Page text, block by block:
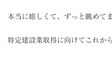
本当に嬉しくて、ずっと眺めて
特定建設業取得に向けてこれか